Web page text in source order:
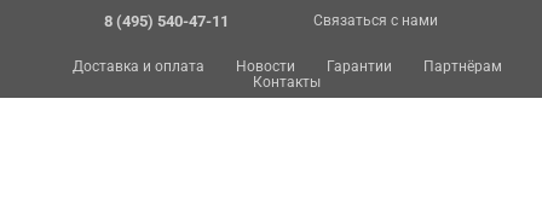
8 (495) 540-47-11 Связаться с нами
Доставка и оплата Новости Гарантии
Партнёрам
Контакты